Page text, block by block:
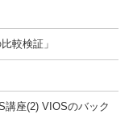
較検証」
講座(2) VIOSのバック